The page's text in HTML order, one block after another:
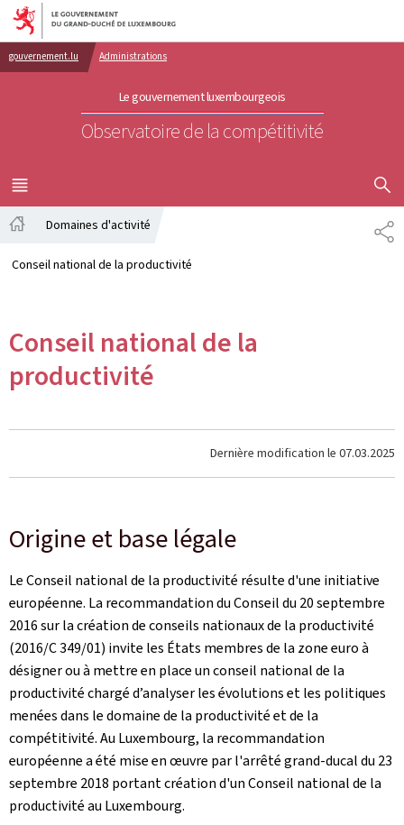
Aller au menu principal
Aller au contenu
gouvernement.lu Administrations
Le gouvernement luxembourgeois
Observatoire de la compétitivité
MENU
PRINCIPAL
Domaines d'activité
Conseil national de la productivité
Conseil national de la
productivité
Dernière modification le 07.03.2025
Origine et base légale
Le Conseil national de la productivité résulte d'une initiative
européenne. La recommandation du Conseil du 20 septembre
2016 sur la création de conseils nationaux de la productivité
(2016/C 349/01) invite les États membres de la zone euro à
désigner ou à mettre en place un conseil national de la
productivité chargé d’analyser les évolutions et les politiques
menées dans le domaine de la productivité et de la
compétitivité. Au Luxembourg, la recommandation
européenne a été mise en œuvre par l'arrêté grand-ducal du 23
septembre 2018 portant création d'un Conseil national de la
productivité au Luxembourg.